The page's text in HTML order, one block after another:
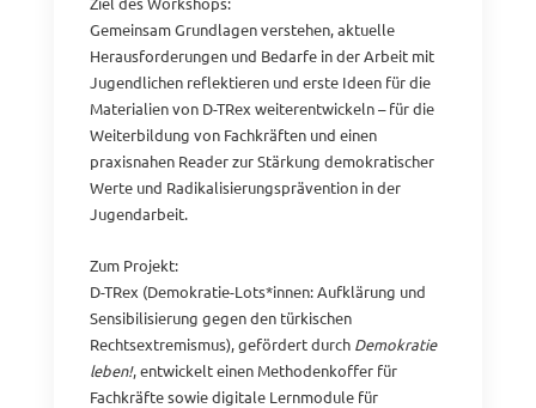
Gemeinsam Grundlagen verstehen, aktuelle
Herausforderungen und Bedarfe in der Arbeit mit
Jugendlichen reflektieren und erste Ideen für die
Materialien von D-TRex weiterentwickeln – für die
Weiterbildung von Fachkräften und einen
praxisnahen Reader zur Stärkung demokratischer
Werte und Radikalisierungsprävention in der
Jugendarbeit.
Zum Projekt:
D-TRex (Demokratie-Lots*innen: Aufklärung und
Sensibilisierung gegen den türkischen
Rechtsextremismus), gefördert durch Demokratie
leben!, entwickelt einen Methodenkoffer für
Fachkräfte sowie digitale Lernmodule für